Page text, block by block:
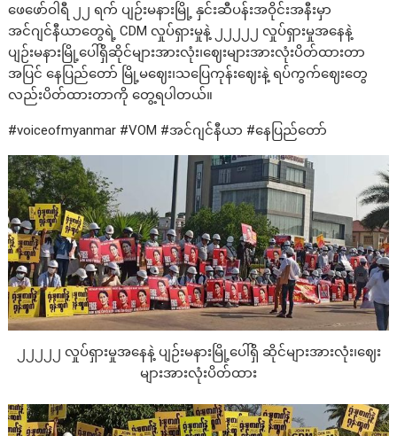
ဖေဖော်ဝါရီ ၂၂ ရက် ပျဉ်းမနားမြို့ နှင်းဆီပန်းအဝိုင်းအနီးမှာ
အင်ဂျင်နီယာတွေရဲ့ CDM လှုပ်ရှားမှုနဲ့ ၂၂၂၂၂ လှုပ်ရှားမှုအနေနဲ့
ပျဉ်းမနားမြို့ပေါ်ရှိဆိုင်များအားလုံး၊ဈေးများအားလုံးပိတ်ထားတာ
အပြင် နေပြည်တော် မြို့မဈေး၊သပြေကုန်းဈေးနဲ့ ရပ်ကွက်ဈေးတွေ
လည်းပိတ်ထားတာကို တွေ့ရပါတယ်။
#voiceofmyanmar #VOM #အင်ဂျင်နီယာ #နေပြည်တော်
၂၂၂၂၂ လှုပ်ရှားမှုအနေနဲ့ ပျဉ်းမနားမြို့ပေါ်ရှိ ဆိုင်များအားလုံး၊ဈေး
များအားလုံးပိတ်ထား